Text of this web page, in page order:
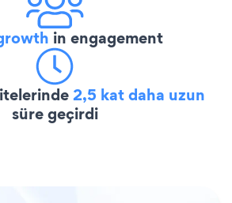
in engagement
2,5 kat daha uzun
süre geçirdi